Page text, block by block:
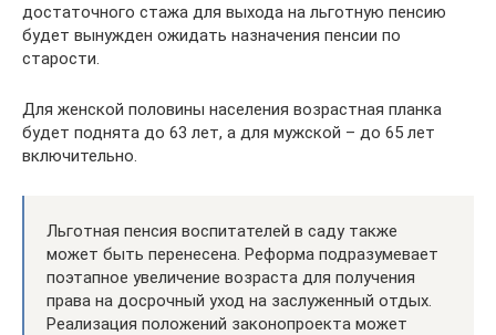
достаточного стажа для выхода на льготную пенсию
будет вынужден ожидать назначения пенсии по
старости.
Для женской половины населения возрастная планка
будет поднята до 63 лет, а для мужской – до 65 лет
включительно.
Льготная пенсия воспитателей в саду также
может быть перенесена. Реформа подразумевает
поэтапное увеличение возраста для получения
права на досрочный уход на заслуженный отдых.
Реализация положений законопроекта может